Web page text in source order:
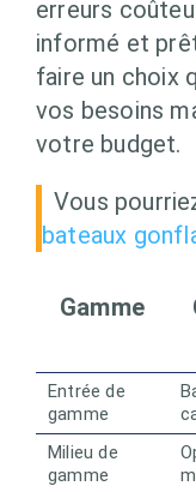
erreurs
informé et
faire un choix
vos besoins
votre budget.
Vous
bateaux
Gamme
Entrée de
gamme
Milieu de
gamme